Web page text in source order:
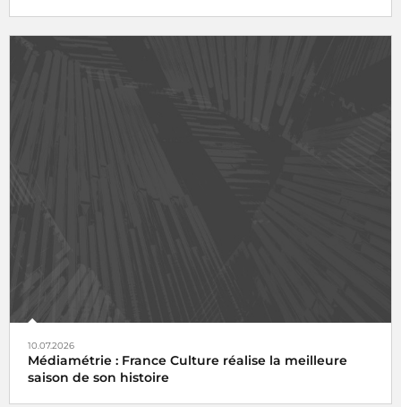
10.07.2026
Médiamétrie : France Culture réalise la meilleure
saison de son histoire